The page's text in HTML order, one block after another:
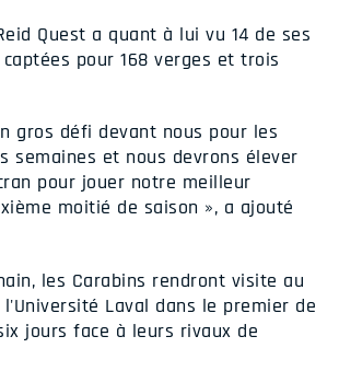
Quest a quant à lui vu 14 de ses
pour 168 verges et trois
gros défi devant nous pour les
semaines et nous devrons élever
pour jouer notre meilleur
moitié de saison », a ajouté
les Carabins rendront visite au
l'Université Laval dans le premier de
jours face à leurs rivaux de